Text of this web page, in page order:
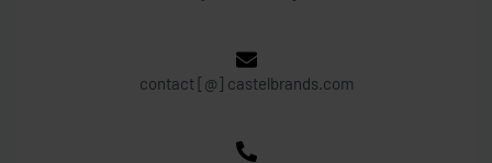
contact [@] castelbrands.com